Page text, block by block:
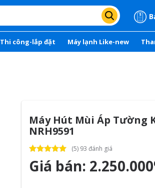
Thi công-lắp đặt Máy lạnh Like-new
Máy Hút Mùi Áp Tường
NRH9591
(5) 93 đánh giá
Giá bán: 2.250.000